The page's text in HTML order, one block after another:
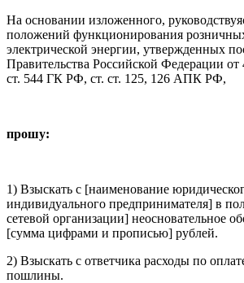
На основании изложенного,
положений функционирования
электрической энергии, утвержденных
Правительства Российской Федерации от
ст. 544 ГК РФ, ст. ст. 125, 126 АПК РФ,
прошу:
1) Взыскать с [наименование
индивидуального предпринимателя] в
сетевой организации] неосновательное
[сумма цифрами и прописью] рублей.
2) Взыскать с ответчика расходы по
пошлины.